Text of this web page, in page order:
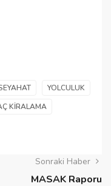
YOLCULUK
KIRALAMA
Sonraki Haber
MASAK Raporu